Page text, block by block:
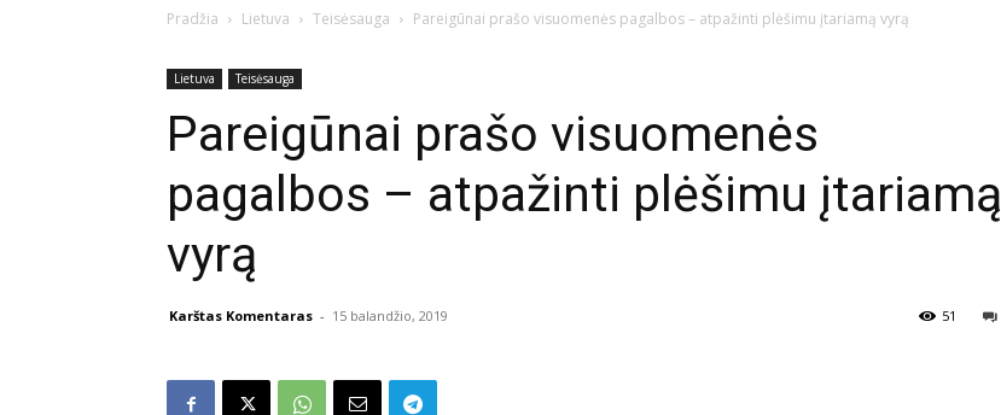
Pradžia Lietuva Teisėsauga Pareigūnai prašo visuomenės pagalbos – atpažinti plėšimu įtariamą vyrą
Lietuva Teisėsauga
Pareigūnai prašo visuomenės
pagalbos – atpažinti plėšimu įtariamą
vyrą
Karštas Komentaras - 15 balandžio, 2019 51